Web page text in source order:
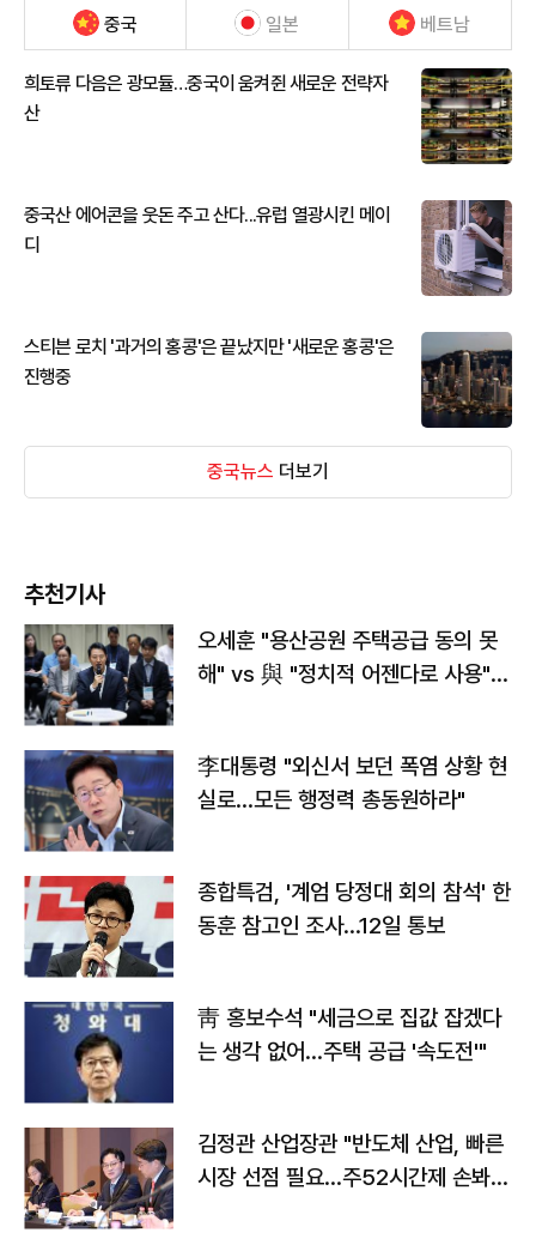
중국 일본 베트남
희토류 다음은 광모듈…중국이 움켜쥔 새로운 전략자
산
중국산 에어콘을 웃돈 주고 산다...유럽 열광시킨 메이
디
스티븐 로치 '과거의 홍콩'은 끝났지만 '새로운 홍콩'은
진행중
중국뉴스 더보기
추천기사
오세훈 "용산공원 주택공급 동의 못
해" vs 與 "정치적 어젠다로 사용"
李대통령 "외신서 보던 폭염 상황 현
실로…모든 행정력 총동원하라"
종합특검, '계엄 당정대 회의 참석' 한
동훈 참고인 조사...12일 통보
靑 홍보수석 "세금으로 집값 잡겠다
는 생각 없어…주택 공급 '속도전'"
김정관 산업장관 "반도체 산업, 빠른
시장 선점 필요…주52시간제 손봐